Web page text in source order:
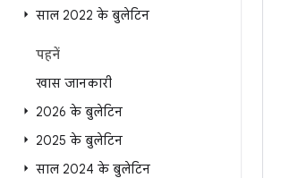
साल 2022 के बुलेटिन
पहनें
खास जानकारी
2026 के बुलेटिन
2025 के बुलेटिन
साल 2024 के बुलेटिन